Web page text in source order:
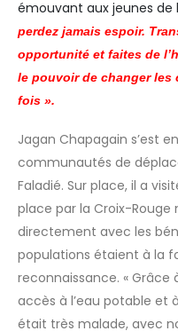
émouvant aux jeunes de
perdez jamais espoir.
opportunité et faites de
le pouvoir de changer les
fois ».
Jagan Chapagain s’est
communautés de
Faladié. Sur place, il a
place par la Croix-
directement avec les
populations étaient à la
reconnaissance. « Grâce
accès à l’eau potable et
était très malade, avec